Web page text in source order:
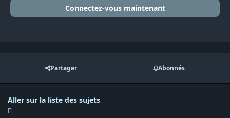
Connectez-vous maintenant
Partager Abonnés
Aller sur la liste des sujets